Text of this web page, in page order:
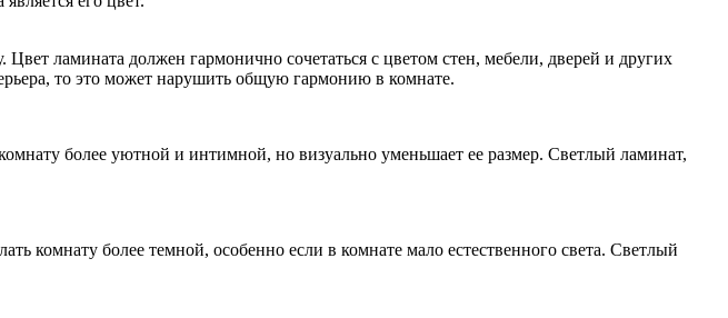
ламината должен гармонично сочетаться с цветом стен, мебели, дверей и других
то это может нарушить общую гармонию в комнате.
более уютной и интимной, но визуально уменьшает ее размер. Светлый ламинат,
комнату более темной, особенно если в комнате мало естественного света. Светлый